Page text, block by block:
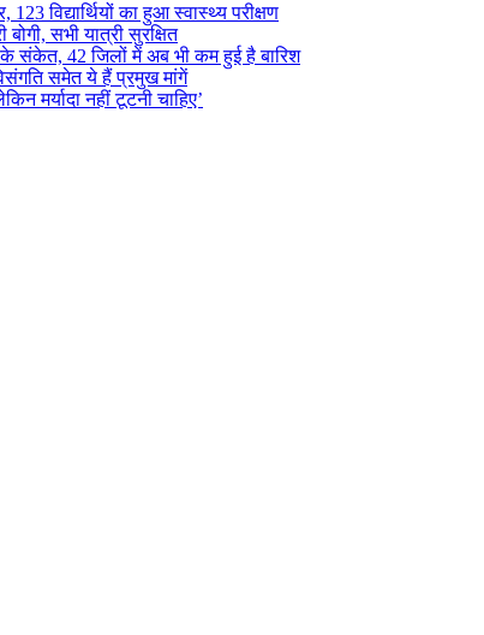
विद्यार्थियों का हुआ स्वास्थ्य परीक्षण
सभी यात्री सुरक्षित
संकेत, 42 जिलों में अब भी कम हुई है बारिश
समेत ये हैं प्रमुख मांगें
मर्यादा नहीं टूटनी चाहिए’